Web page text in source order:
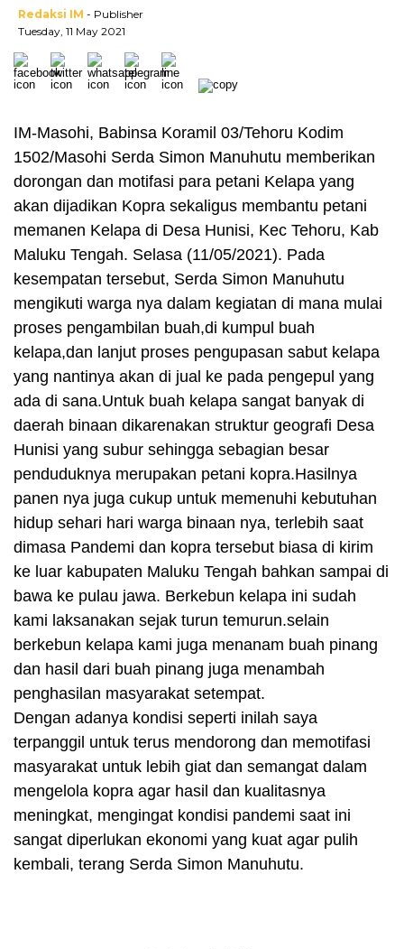
Redaksi IM - Publisher
Tuesday, 11 May 2021
IM-Masohi, Babinsa Koramil 03/Tehoru Kodim
1502/Masohi Serda Simon Manuhutu memberikan
dorongan dan motifasi para petani Kelapa yang
akan dijadikan Kopra sekaligus membantu petani
memanen Kelapa di Desa Hunisi, Kec Tehoru, Kab
Maluku Tengah. Selasa (11/05/2021). Pada
kesempatan tersebut, Serda Simon Manuhutu
mengikuti warga nya dalam kegiatan di mana mulai
proses pengambilan buah,di kumpul buah
kelapa,dan lanjut proses pengupasan sabut kelapa
yang nantinya akan di jual ke pada pengepul yang
ada di sana.Untuk buah kelapa sangat banyak di
daerah binaan dikarenakan struktur geografi Desa
Hunisi yang subur sehingga sebagian besar
penduduknya merupakan petani kopra.Hasilnya
panen nya juga cukup untuk memenuhi kebutuhan
hidup sehari hari warga binaan nya, terlebih saat
dimasa Pandemi dan kopra tersebut biasa di kirim
ke luar kabupaten Maluku Tengah bahkan sampai di
bawa ke pulau jawa. Berkebun kelapa ini sudah
kami laksanakan sejak turun temurun.selain
berkebun kelapa kami juga menanam buah pinang
dan hasil dari buah pinang juga menambah
penghasilan masyarakat setempat.
Dengan adanya kondisi seperti inilah saya
terpanggil untuk terus mendorong dan memotifasi
masyarakat untuk lebih giat dan semangat dalam
mengelola kopra agar hasil dan kualitasnya
meningkat, mengingat kondisi pandemi saat ini
sangat diperlukan ekonomi yang kuat agar pulih
kembali, terang Serda Simon Manuhutu.